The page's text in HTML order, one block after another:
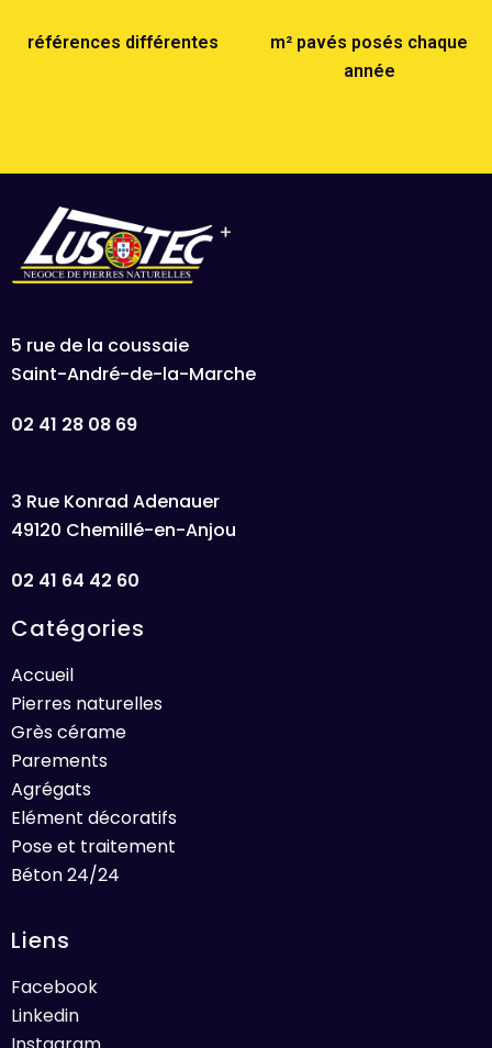
références différentes
m² pavés posés chaque
année
5 rue de la coussaie
Saint-André-de-la-Marche
02 41 28 08 69
3 Rue Konrad Adenauer
49120 Chemillé-en-Anjou
02 41 64 42 60
Catégories
Accueil
Pierres naturelles
Grès cérame
Parements
Agrégats
Elément décoratifs
Pose et traitement
Béton 24/24
Liens
Facebook
Linkedin